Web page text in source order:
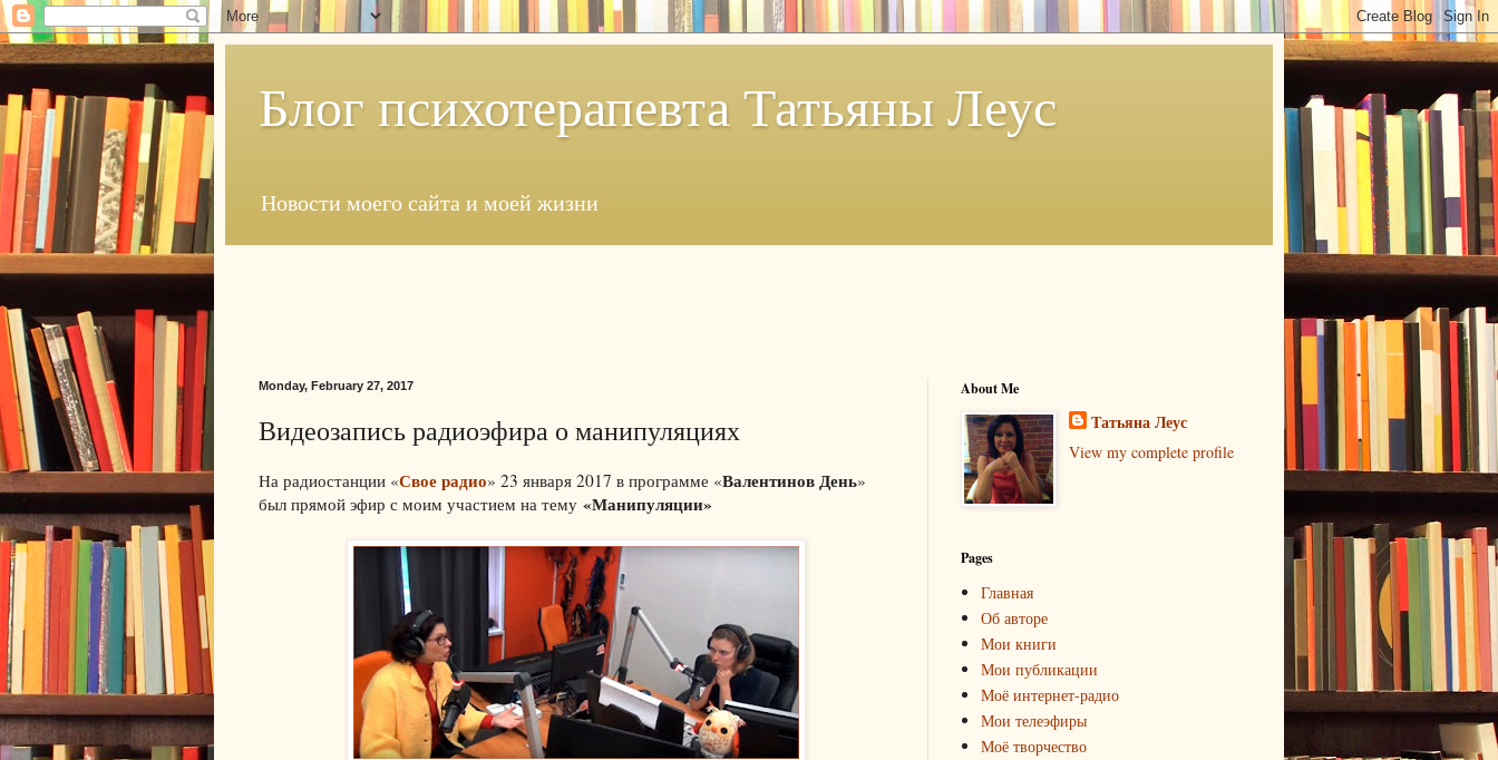
Блог психотерапевта Татьяны Леус
Новости моего сайта и моей жизни
Monday, February 27, 2017
Видеозапись радиоэфира о манипуляциях
На радиостанции «Свое радио» 23 января 2017 в программе «Валентинов День»
был прямой эфир с моим участием на тему «Манипуляции»
About Me
Татьяна Леус
View my complete profile
Pages
Главная
Об авторе
Мои книги
Мои публикации
Моё интернет-радио
Мои телеэфиры
Моё творчество